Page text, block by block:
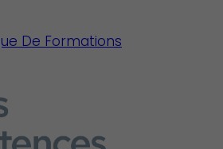
De Formations